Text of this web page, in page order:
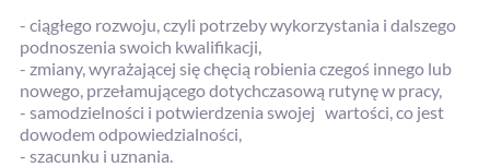
- ciągłego rozwoju, czyli potrzeby wykorzystania i dalszego
podnoszenia swoich kwalifikacji,
- zmiany, wyrażającej się chęcią robienia czegoś innego lub
nowego, przełamującego dotychczasową rutynę w pracy,
- samodzielności i potwierdzenia swojej wartości, co jest
dowodem odpowiedzialności,
- szacunku i uznania.